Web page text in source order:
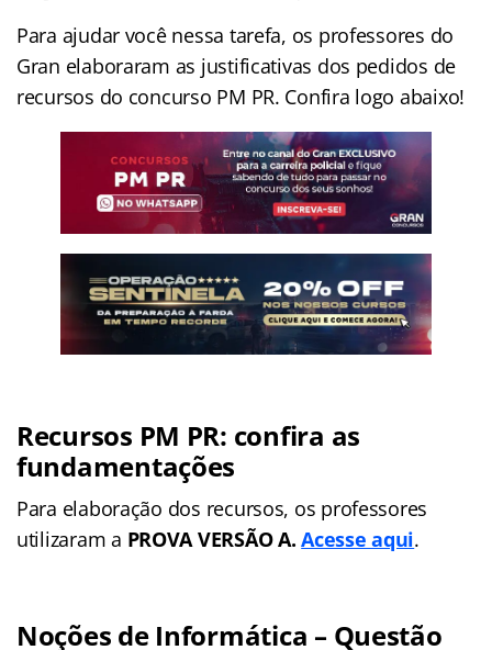
Para ajudar você nessa tarefa, os professores do
Gran elaboraram as justificativas dos pedidos de
recursos do concurso PM PR. Confira logo abaixo!
Recursos PM PR: confira as
fundamentações
Para elaboração dos recursos, os professores
utilizaram a PROVA VERSÃO A.Acesse aqui.
Noções de Informática – Questão